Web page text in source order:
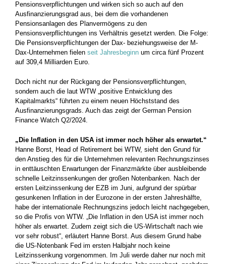
Pensionsverpflichtungen und wirken sich so auch auf den
Ausfinanzierungsgrad aus, bei dem die vorhandenen
Pensionsanlagen des Planvermögens zu den
Pensionsverpflichtungen ins Verhältnis gesetzt werden. Die Folge:
Die Pensionsverpflichtungen der Dax- beziehungsweise der M-
Dax-Unternehmen fielen seit Jahresbeginn um circa fünf Prozent
auf 309,4 Milliarden Euro.
Doch nicht nur der Rückgang der Pensionsverpflichtungen,
sondern auch die laut WTW „positive Entwicklung des
Kapitalmarkts“ führten zu einem neuen Höchststand des
Ausfinanzierungsgrads. Auch das zeigt der German Pension
Finance Watch Q2/2024.
„Die Inflation in den USA ist immer noch höher als erwartet.“
Hanne Borst, Head of Retirement bei WTW, sieht den Grund für
den Anstieg des für die Unternehmen relevanten Rechnungszinses
in enttäuschten Erwartungen der Finanzmärkte über ausbleibende
schnelle Leitzinssenkungen der großen Notenbanken. Nach der
ersten Leitzinssenkung der EZB im Juni, aufgrund der spürbar
gesunkenen Inflation in der Eurozone in der ersten Jahreshälfte,
habe der internationale Rechnungszins jedoch leicht nachgegeben,
so die Profis von WTW. „Die Inflation in den USA ist immer noch
höher als erwartet. Zudem zeigt sich die US-Wirtschaft nach wie
vor sehr robust“, erläutert Hanne Borst. Aus diesem Grund habe
die US-Notenbank Fed im ersten Halbjahr noch keine
Leitzinssenkung vorgenommen. Im Juli werde daher nur noch mit